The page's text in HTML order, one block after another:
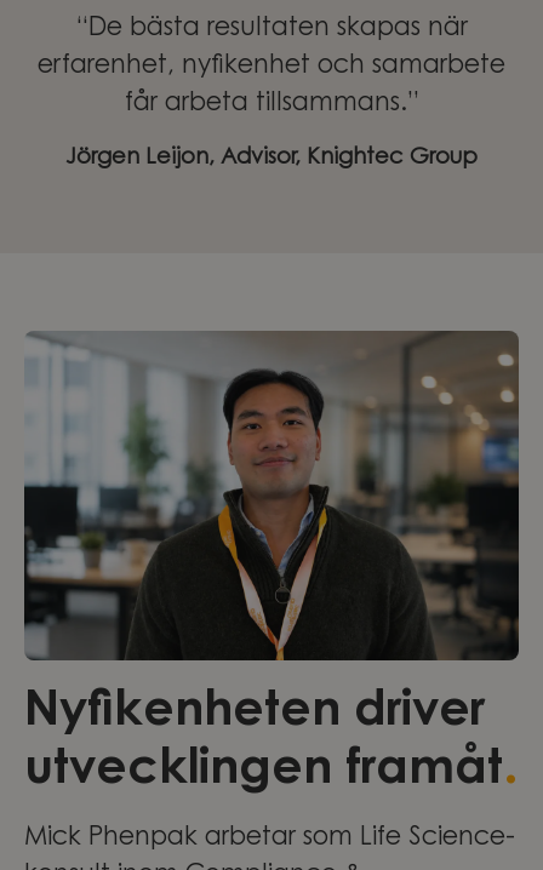
“De bästa resultaten skapas när
erfarenhet, nyfikenhet och samarbete
får arbeta tillsammans.”
Jörgen Leijon, Advisor, Knightec Group
Nyfikenheten driver
utvecklingen framåt.
Mick Phenpak arbetar som Life Science-